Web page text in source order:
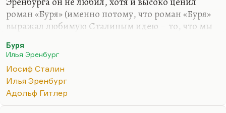
роман «Буря» (именно потому, что роман «Буря»
выражал любимую Сталиным идею – то, что мы
выдержала, а мы выдержали Вторую мировую).
Но при этом он, конечно, Эренбурга не любил, и
Эренбург был для него классово чужой. Просто
Сталин был прагматик, и он понимал, что
Эренбург был ему нужен. Он нужен был ему как
Буря
Илья Эренбург
Иосиф Сталин
Илья Эренбург
Адольф Гитлер